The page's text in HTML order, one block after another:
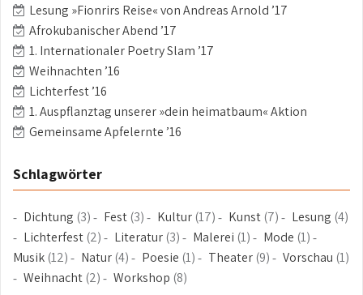
Lesung »Fionrirs Reise« von Andreas Arnold ’17
Afrokubanischer Abend ’17
1. Internationaler Poetry Slam ’17
Weihnachten ’16
Lichterfest ’16
1. Auspflanztag unserer »dein heimatbaum« Aktion
Gemeinsame Apfelernte ’16
Schlagwörter
Dichtung (3) Fest(3) Kultur(17) Kunst(7) Lesung (4)
Lichterfest(2) Literatur(3) Malerei (1) Mode (1)
Musik(12) Natur(4) Poesie (1) Theater(9) Vorschau (1)
Weihnacht(2) Workshop (8)